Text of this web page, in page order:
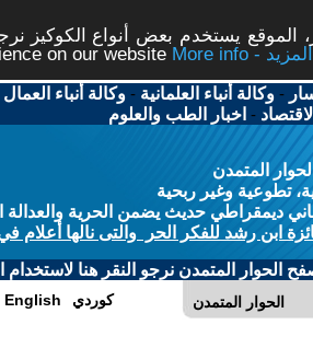
يستخدم بعض أنواع الكوكيز
on our website
More info - المزيد
-وكالة أنباء العلمانية -وكالة أنباء العمال
الاقتصاد - اخبار الطب والعلوم
المتمدن
تطوعية وغير ربحية
ديمقراطي حديث يضمن الحرية والعدالة
ابن رشد للفكر الحر والتى نالها أعلام
الحوار المتمدن نرجو النقر هنا لاستخدام
الحوار المتمدن English كوردي